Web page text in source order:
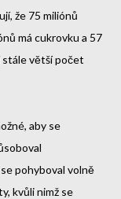
že 75 miliónů
má cukrovku a 57
stále větší počet
aby se
pohyboval volně
kvůli nimž se